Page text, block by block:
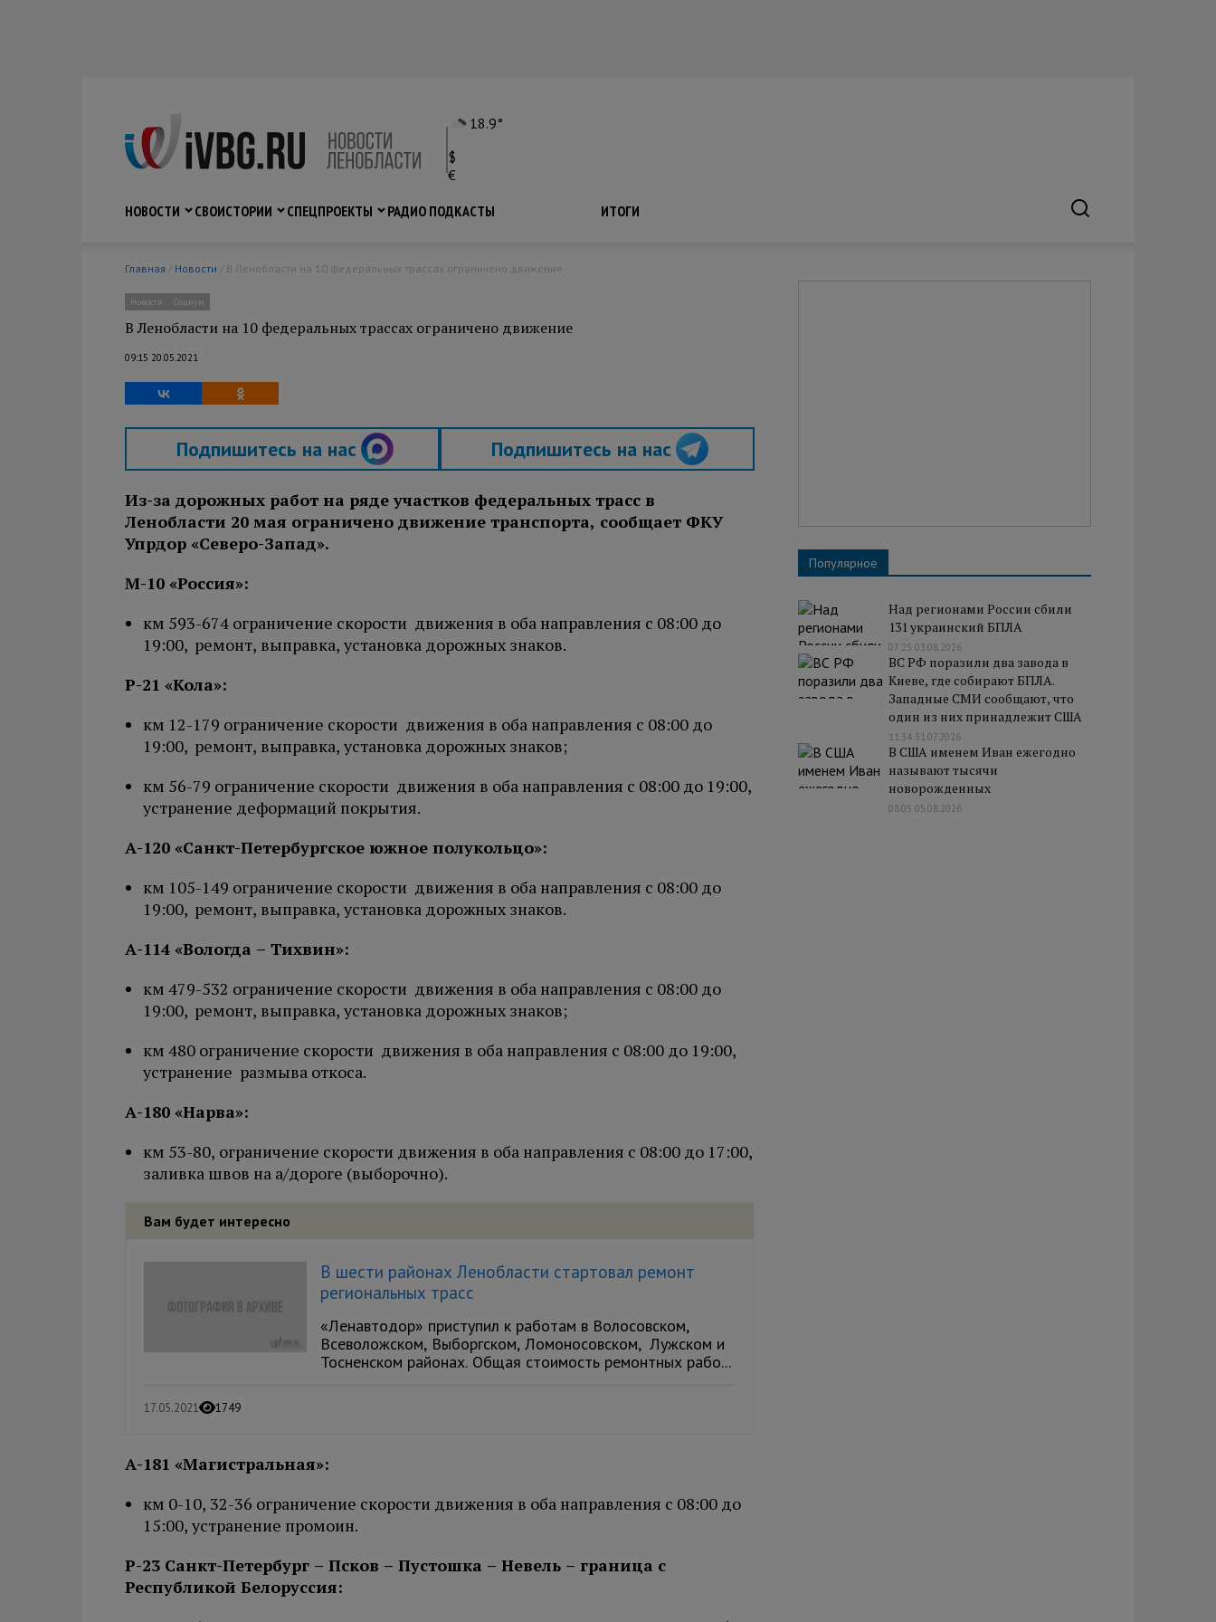
18.9°
$
€
НОВОСТИ
СВОИСТОРИИ СПЕЦПРОЕКТЫ РАДИО ПОДКАСТЫ ИТОГИ
Главная / Новости / В Ленобласти на 10 федеральных трассах ограничено движение
Новости Социум
В Ленобласти на 10 федеральных трассах ограничено движение
09:15 20.05.2021
Подпишитесь на нас Подпишитесь на нас
Из-за дорожных работ на ряде участков федеральных трасс в
Ленобласти 20 мая ограничено движение транспорта, сообщает ФКУ
Упрдор «Северо-Запад».
М-10 «Россия»:
км 593-674 ограничение скорости движения в оба направления с 08:00 до
19:00, ремонт, выправка, установка дорожных знаков.
Р-21 «Кола»:
км 12-179 ограничение скорости движения в оба направления с 08:00 до
19:00, ремонт, выправка, установка дорожных знаков;
км 56-79 ограничение скорости движения в оба направления с 08:00 до 19:00,
устранение деформаций покрытия.
А-120 «Санкт-Петербургское южное полукольцо»:
км 105-149 ограничение скорости движения в оба направления с 08:00 до
19:00, ремонт, выправка, установка дорожных знаков.
А-114 «Вологда – Тихвин»:
км 479-532 ограничение скорости движения в оба направления с 08:00 до
19:00, ремонт, выправка, установка дорожных знаков;
км 480 ограничение скорости движения в оба направления с 08:00 до 19:00,
устранение размыва откоса.
А-180 «Нарва»:
км 53-80, ограничение скорости движения в оба направления с 08:00 до 17:00,
заливка швов на а/дороге (выборочно).
Вам будет интересно
В шести районах Ленобласти стартовал ремонт
региональных трасс
«Ленавтодор» приступил к работам в Волосовском,
Всеволожском, Выборгском, Ломоносовском, Лужском и
Тосненском районах. Общая стоимость ремонтных рабо...
17.05.2021 1749
А-181 «Магистральная»:
км 0-10, 32-36 ограничение скорости движения в оба направления с 08:00 до
15:00, устранение промоин.
Р-23 Санкт-Петербург – Псков – Пустошка – Невель – граница с
Республикой Белоруссия:
Популярное
Над регионами России сбили
131 украинский БПЛА
07:25 03.08.2026
ВС РФ поразили два завода в
Киеве, где собирают БПЛА.
Западные СМИ сообщают, что
один из них принадлежит США
11:34 31.07.2026
В США именем Иван ежегодно
называют тысячи
новорожденных
08:05 05.08.2026